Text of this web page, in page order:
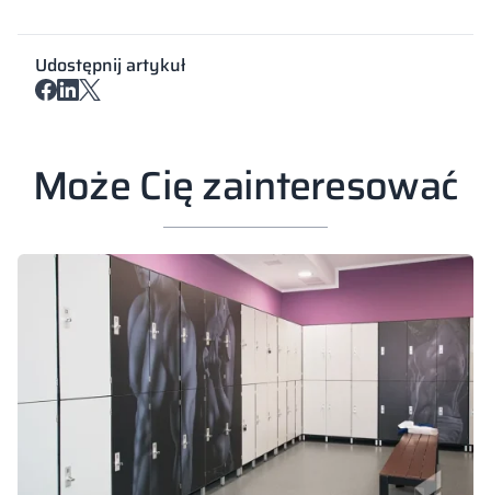
Udostępnij artykuł
Może Cię zainteresować